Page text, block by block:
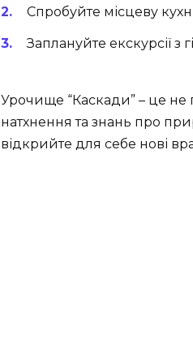
Спробуйте місцеву
Заплануйте екскурсії з
Урочище “Каскади” – це не
натхнення та знань про
відкрийте для себе нові